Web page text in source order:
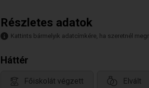
Részletes adatok
Kattints bármelyik adatcímkére, ha szeretnél
Háttér
Főiskolát végzett Elvált